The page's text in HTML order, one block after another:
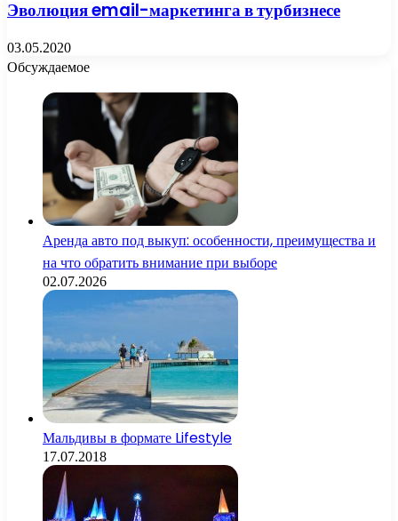
Эволюция email-маркетинга в турбизнесе
03.05.2020
Обсуждаемое
Аренда авто под выкуп: особенности, преимущества и
на что обратить внимание при выборе
02.07.2026
Мальдивы в формате Lifestyle
17.07.2018